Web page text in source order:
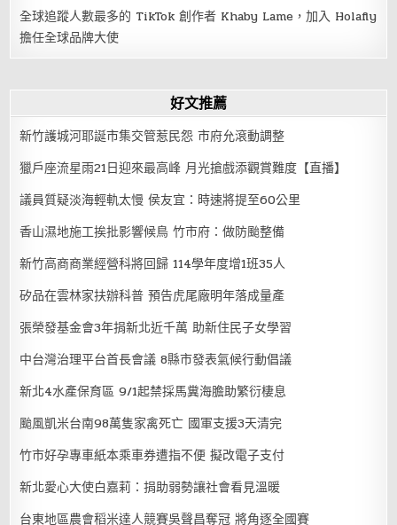
全球追蹤人數最多的 TikTok 創作者 Khaby Lame，加入 Holafly
擔任全球品牌大使
好文推薦
新竹護城河耶誕市集交管惹民怨 市府允滾動調整
獵戶座流星雨21日迎來最高峰 月光搶戲添觀賞難度【直播】
議員質疑淡海輕軌太慢 侯友宜：時速將提至60公里
香山濕地施工挨批影響候鳥 竹市府：做防颱整備
新竹高商商業經營科將回歸 114學年度增1班35人
矽品在雲林家扶辦科普 預告虎尾廠明年落成量產
張榮發基金會3年捐新北近千萬 助新住民子女學習
中台灣治理平台首長會議 8縣市發表氣候行動倡議
新北4水產保育區 9/1起禁採馬糞海膽助繁衍棲息
颱風凱米台南98萬隻家禽死亡 國軍支援3天清完
竹市好孕專車紙本乘車券遭指不便 擬改電子支付
新北愛心大使白嘉莉：捐助弱勢讓社會看見溫暖
台東地區農會稻米達人競賽吳聲昌奪冠 將角逐全國賽